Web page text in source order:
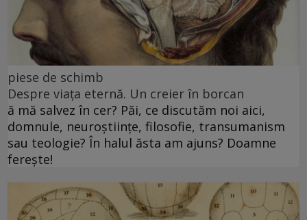
piese de schimb
Despre viața eternă. Un creier în borcan
ă mă salvez în cer? Păi, ce discutăm noi aici,
domnule, neuroștiințe, filosofie, transumanism
sau teologie? În halul ăsta am ajuns? Doamne
ferește!